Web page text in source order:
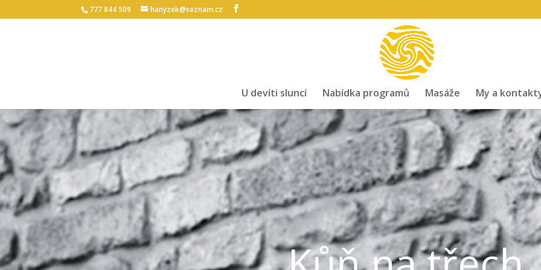
777 844 509 hanyzek@seznam.cz
U devíti sluncí Nabídka programů Masáže My a